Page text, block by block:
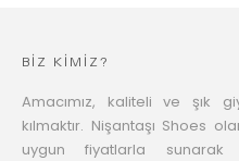
BİZ KİMİZ?
Amacımız, kaliteli ve şık
kılmaktır. Nişantaşı Shoes
uygun fiyatlarla sunarak